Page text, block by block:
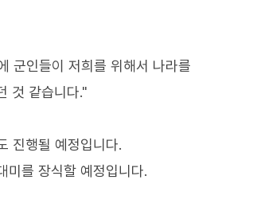
군인들이 저희를 위해서 나라를
것 같습니다."
진행될 예정입니다.
미를 장식할 예정입니다.